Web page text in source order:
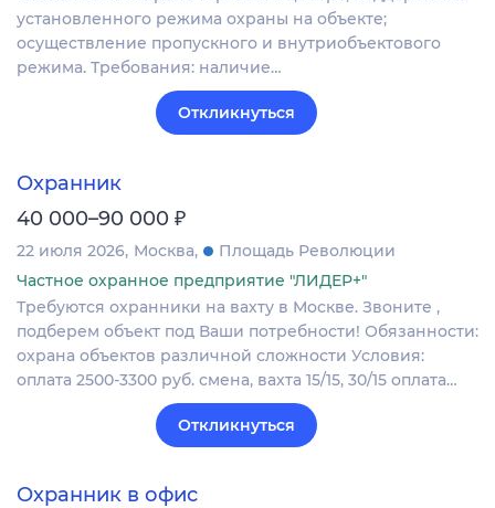
установленного режима охраны на объекте;
осуществление пропускного и внутриобъектового
режима. Требования: наличие…
Откликнуться
Охранник
40 000–90 000 ₽
22 июля 2026 Москва
Площадь Революции
Частное охранное предприятие "ЛИДЕР+"
Требуются охранники на вахту в Москве. Звоните ,
подберем объект под Ваши потребности! Обязанности:
охрана объектов различной сложности Условия:
оплата 2500-3300 руб. смена, вахта 15/15, 30/15 оплата…
Откликнуться
Охранник в офис